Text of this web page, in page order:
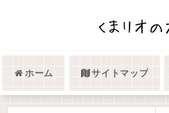
ホーム サイトマップ